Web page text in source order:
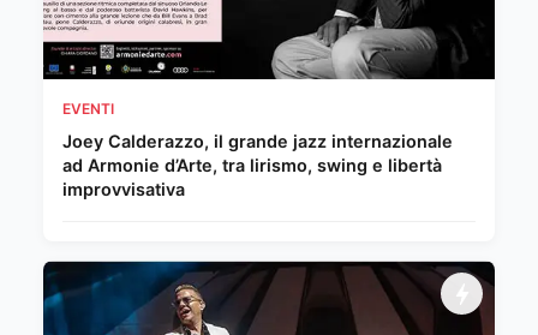
EVENTI
Joey Calderazzo, il grande jazz internazionale
ad Armonie d’Arte, tra lirismo, swing e libertà
improvvisativa